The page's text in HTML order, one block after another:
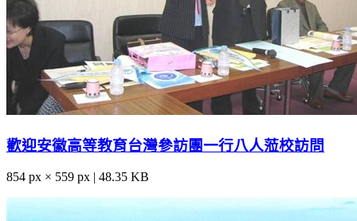
歡迎安徽高等教育台灣參訪團一行八人蒞校訪問
854 px × 559 px | 48.35 KB